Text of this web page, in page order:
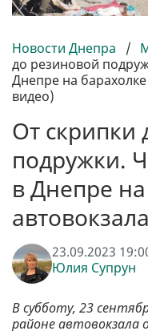
Новости Днепра /
до резиновой
Днепре на
видео)
От скрипки
подружки.
в Днепре
23.09.2023
Юлия Супрун
В субботу, 23
районе автовокзала